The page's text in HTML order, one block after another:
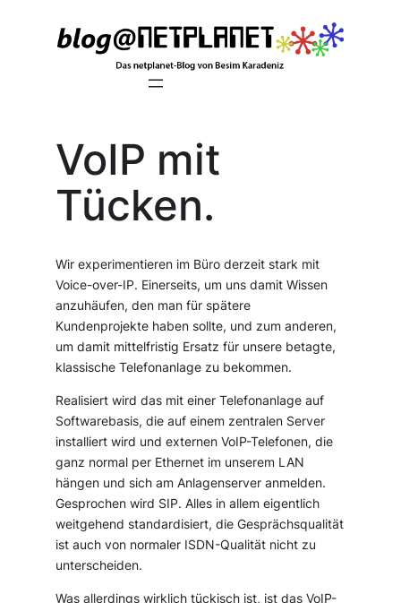
VoIP mit
Tücken.
Wir experimentieren im Büro derzeit stark mit
Voice-over-IP. Einerseits, um uns damit Wissen
anzuhäufen, den man für spätere
Kundenprojekte haben sollte, und zum anderen,
um damit mittelfristig Ersatz für unsere betagte,
klassische Telefonanlage zu bekommen.
Realisiert wird das mit einer Telefonanlage auf
Softwarebasis, die auf einem zentralen Server
installiert wird und externen VoIP-Telefonen, die
ganz normal per Ethernet im unserem LAN
hängen und sich am Anlagenserver anmelden.
Gesprochen wird SIP. Alles in allem eigentlich
weitgehend standardisiert, die Gesprächsqualität
ist auch von normaler ISDN-Qualität nicht zu
unterscheiden.
Was allerdings wirklich tückisch ist, ist das VoIP-